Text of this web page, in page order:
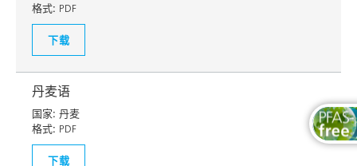
格式: PDF
下载
丹麦语
国家: 丹麦
格式: PDF
下载